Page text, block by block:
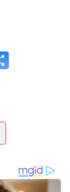
mit